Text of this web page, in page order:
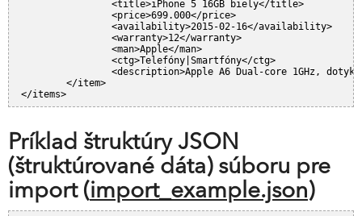
		<title>iPhone 5 16GB biely</title>
		<price>699.000</price>
		<availability>2015-02-16</availability>
		<warranty>12</warranty>
		<man>Apple</man>
		<ctg>Telefóny|Smartfóny</ctg>
<description>Apple A6 Dual-core 1GHz,
	</item>
</items>
Príklad štruktúry JSON
(štruktúrované dáta) súboru pre
import (import_example.json)